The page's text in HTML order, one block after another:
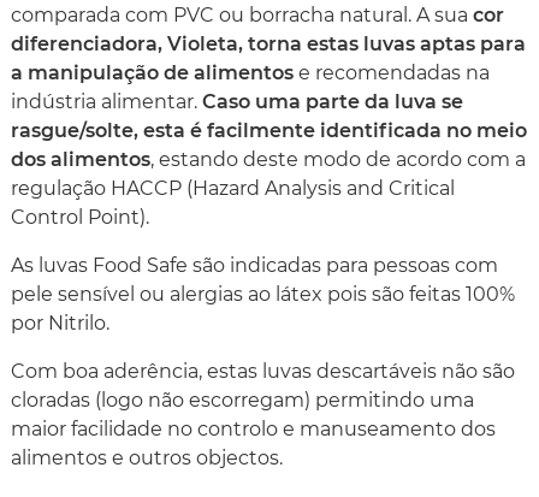
comparada com PVC ou borracha natural. A sua cor
diferenciadora, Violeta, torna estas luvas aptas para
a manipulação de alimentos e recomendadas na
indústria alimentar. Caso uma parte da luva se
rasgue/solte, esta é facilmente identificada no meio
dos alimentos, estando deste modo de acordo com a
regulação HACCP (Hazard Analysis and Critical
Control Point).
As luvas Food Safe são indicadas para pessoas com
pele sensível ou alergias ao látex pois são feitas 100%
por Nitrilo.
Com boa aderência, estas luvas descartáveis não são
cloradas (logo não escorregam) permitindo uma
maior facilidade no controlo e manuseamento dos
alimentos e outros objectos.